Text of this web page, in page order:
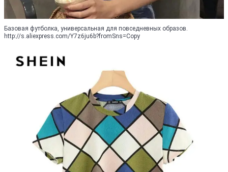
Базовая футболка, универсальная для повседневных образов.
http://s.aliexpress.com/Y7z6ju6b?fromSns=Copy